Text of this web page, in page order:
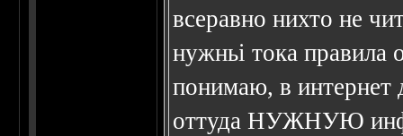
всеравно нихто не
нужньі тока правила
понимаю, в интернет
оттуда НУЖНУЮ